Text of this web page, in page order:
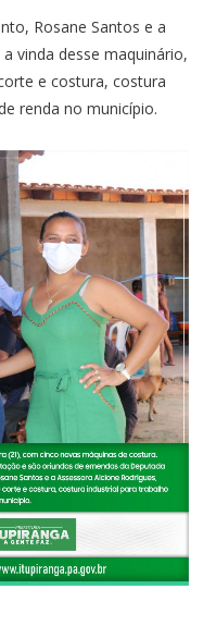
Rosane Santos e a
vinda desse maquinário,
e costura, costura
renda no município.